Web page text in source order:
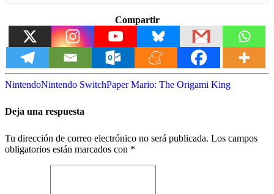
Compartir
NintendoNintendo SwitchPaper Mario: The Origami King
Deja una respuesta
Tu dirección de correo electrónico no será publicada. Los campos
obligatorios están marcados con *